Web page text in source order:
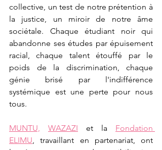
collective, un test de notre prétention à
la justice, un miroir de notre âme
sociétale. Chaque étudiant noir qui
abandonne ses études par épuisement
racial, chaque talent étouffé par le
poids de la discrimination, chaque
génie brisé par l'indifférence
systémique est une perte pour nous
tous.
MUNTU, WAZAZI et la Fondation
ELIMU, travaillant en partenariat, ont